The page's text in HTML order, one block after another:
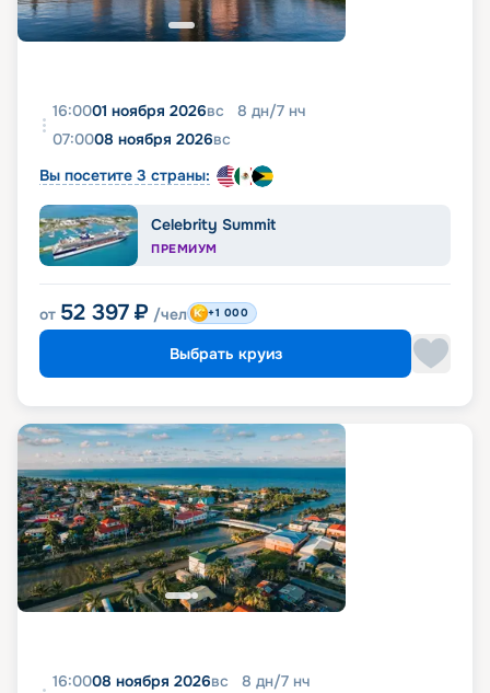
16:0001 ноября 2026вс 8 дн/7 нч
07:0008 ноября 2026вс
Вы посетите 3 страны:
Celebrity Summit
ПРЕМИУМ
от 52 397 ₽ /чел +1 000
Выбрать круиз
16:0008 ноября 2026вс 8 дн/7 нч